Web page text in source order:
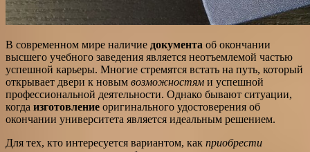
В современном мире наличие документа об окончании
высшего учебного заведения является неотъемлемой частью
успешной карьеры. Многие стремятся встать на путь, который
открывает двери к новым возможностям и успешной
профессиональной деятельности. Однако бывают ситуации,
когда изготовление оригинального удостоверения об
окончании университета является идеальным решением.
Для тех, кто интересуется вариантом, как приобрести